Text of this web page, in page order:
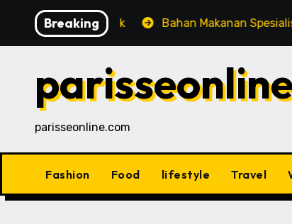
content
Breaking
Bahan Makanan Spesialis sebagai
parisseonline.com
Fashion Food lifestyle Travel